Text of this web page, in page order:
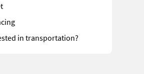
vorne mechanisch AHK
in transportation?